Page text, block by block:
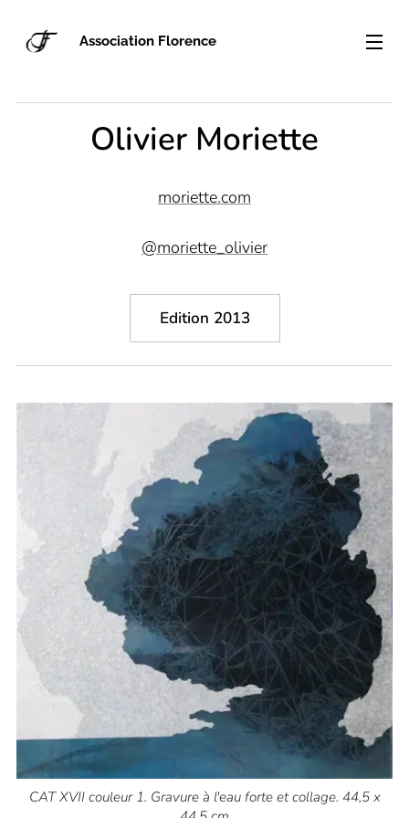
Association Florence
Olivier Moriette
moriette.com
@moriette_olivier
Edition 2013
CAT XVII couleur 1. Gravure à l'eau forte et collage. 44,5 x